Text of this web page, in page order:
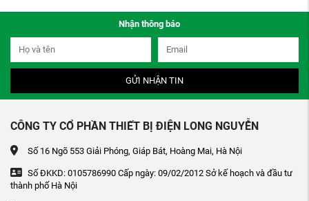
Nhận thông báo
GỬI NHẬN TIN
CÔNG TY CỔ PHẦN THIẾT BỊ ĐIỆN LONG NGUYỄN
Số 16 Ngõ 553 Giải Phóng, Giáp Bát, Hoàng Mai, Hà Nội
Số ĐKKD: 0105786990 Cấp ngày: 09/02/2012 Sở kế hoạch và đầu tư
thành phố Hà Nội